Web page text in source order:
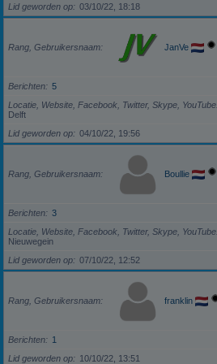
Lid geworden op
03/10/22, 18:18
Rang, Gebruikersnaam JanVe
Berichten
5
Locatie, Website, Facebook, Twitter, Skype, YouTube
Delft
Lid geworden op
04/10/22, 19:56
Rang, Gebruikersnaam Boullie
Berichten
3
Locatie, Website, Facebook, Twitter, Skype, YouTube
Nieuwegein
Lid geworden op
07/10/22, 12:52
Rang, Gebruikersnaam franklin
Berichten
1
Lid geworden op
10/10/22, 13:51